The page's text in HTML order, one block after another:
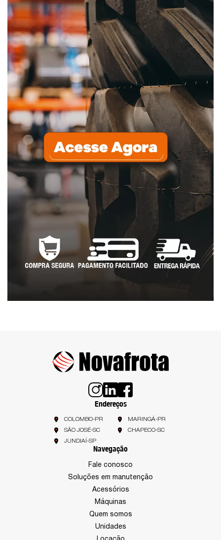
Endereços
COLOMBO-PR
MARINGÁ-PR
SÃO JOSÉ-SC
CHAPECO-SC
JUNDIAÍ-SP
Navegação
Fale conosco
Soluções em manutenção
Acessórios
Máquinas
Quem somos
Unidades